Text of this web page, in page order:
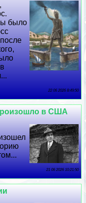
было
22 06 2026 8:49:50
в США
21 06 2026 10:21:50